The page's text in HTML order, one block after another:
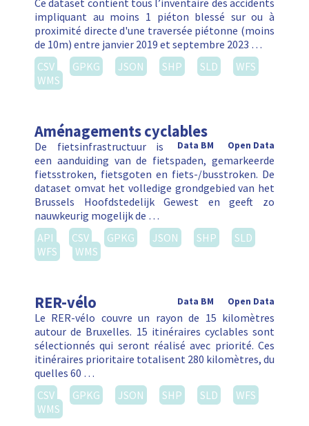
Ce dataset contient tous l’inventaire des accidents
impliquant au moins 1 piéton blessé sur ou à
proximité directe d'une traversée piétonne (moins
de 10m) entre janvier 2019 et septembre 2023 …
CSV
GPKG JSON SHP SLD
WFS
WMS
Aménagements cyclables
Open Data
Data BM
De fietsinfrastructuur is
een aanduiding van de fietspaden, gemarkeerde
fietsstroken, fietsgoten en fiets-/busstroken. De
dataset omvat het volledige grondgebied van het
Brussels Hoofdstedelijk Gewest en geeft zo
nauwkeurig mogelijk de …
API
CSV GPKG JSON SHP
SLD
WFS
WMS
RER-vélo Open Data
Data BM
Le RER-vélo couvre un rayon de 15 kilomètres
autour de Bruxelles. 15 itinéraires cyclables sont
sélectionnés qui seront réalisé avec priorité. Ces
itinéraires prioritaire totalisent 280 kilomètres, du
quelles 60 …
CSV
GPKG JSON SHP SLD
WFS
WMS